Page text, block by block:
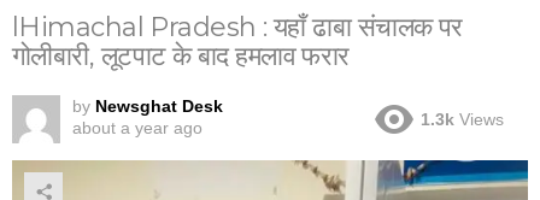
lHimachal Pradesh : यहाँ ढाबा संचालक पर
गोलीबारी, लूटपाट के बाद हमलाव फरार
by Newsghat Desk
about a year ago
1.3k Views